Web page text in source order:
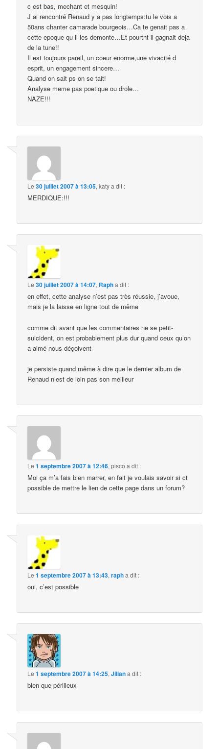
c est bas, mechant et mesquin!
J ai rencontré Renaud y a pas longtemps:tu le vois a
50ans chanter camarade bourgeois…Ca te genait pas a
cette epoque qu il les demonte…Et pourtnt il gagnait deja
de la tune!!
Il est toujours pareil, un coeur enorme,une vivacité d
esprit, un engagement sincere…
Quand on sait ps on se tait!
Analyse meme pas poetique ou drole…
NAZE!!!
Le30 juillet 2007 à 13:05,katya dit :
MERDIQUE:!!!
Le30 juillet 2007 à 14:07, Rapha dit :
en effet, cette analyse n’est pas très réussie, j’avoue,
mais je la laisse en ligne tout de même
comme dit avant que les commentaires ne se petit-
suicident, on est probablement plus dur quand ceux qu’on
a aimé nous déçoivent
je persiste quand même à dire que le dernier album de
Renaud n’est de loin pas son meilleur
Le1 septembre 2007 à 12:46,pisco a dit :
Moi ça m’a fais bien marrer, en fait je voulais savoir si ct
possible de mettre le lien de cette page dans un forum?
Le1 septembre 2007 à 13:43,rapha dit :
oui, c’est possible
Le1 septembre 2007 à 14:25,Jiliana dit :
bien que périlleux